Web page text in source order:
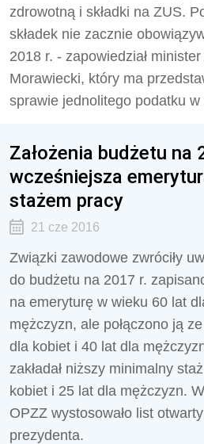
zdrowotną i składki na ZUS.
składek nie zacznie
2018 r. - zapowiedział
Morawiecki, który ma
sprawie jednolitego podatku
Założenia budżetu na
wcześniejsza
stażem pracy
21 cze 2016
Związki zawodowe zwróciły
do budżetu na 2017 r.
na emeryturę w wieku 60 lat
mężczyzn, ale połączono ją
dla kobiet i 40 lat dla
zakładał niższy minimalny
kobiet i 25 lat dla mężczyzn.
OPZZ wystosowało list
prezydenta.